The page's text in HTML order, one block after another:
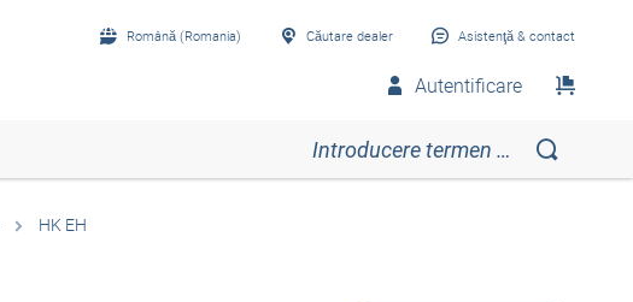
Română (Romania) Căutare dealer Asistenţă & contact
Autentificare
HK EH